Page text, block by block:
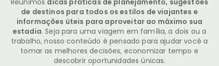
de destinos para todos os estilos de viajantes e
informações úteis para aproveitar ao máximo sua
estadia. Seja para uma viagem em família, a dois ou a
trabalho, nosso conteúdo é pensado para ajudar você a
tomar as melhores decisões, economizar tempo e
descobrir oportunidades únicas.